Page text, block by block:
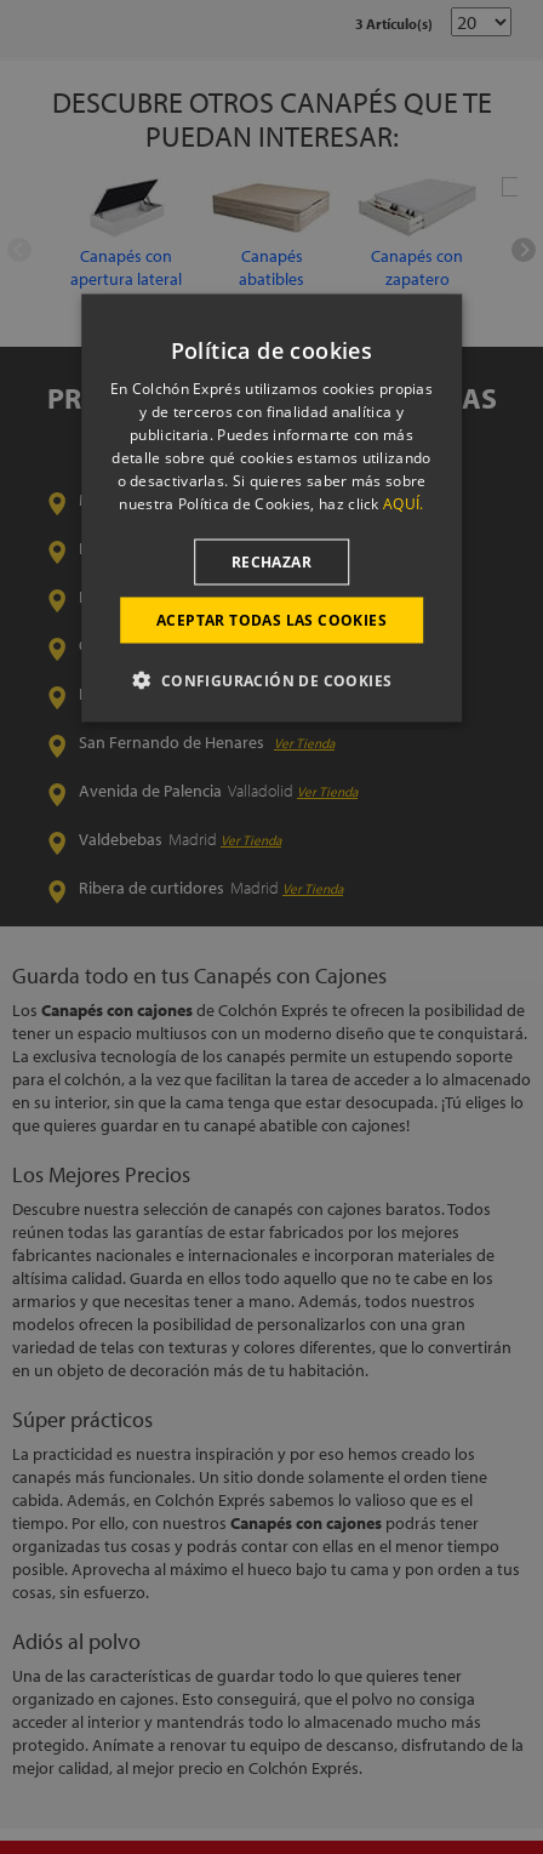
3 Artículo(s)
DESCUBRE OTROS CANAPÉS QUE TE
PUEDAN INTERESAR:
Canapés con
apertura lateral
Canapés
abatibles
baratos
Canapés con
zapatero
PRUEBA TU CANAPÉ EN NUESTRAS
TIENDAS
Metropolitano Madrid Ver Tienda
La Albufera Madrid
Las Tablas Madrid Ver Tienda
Calle Orense Madrid Ver Tienda
La Gavia Madrid
San Fernando de Henares Ver Tienda
Avenida de Palencia Valladolid Ver Tienda
Valdebebas Madrid Ver Tienda
Ribera de curtidores Madrid Ver Tienda
Guarda todo en tus Canapés con Cajones
Los Canapés con cajonesde Colchón Exprés te ofrecen la posibilidad de
tener un espacio multiusos con un moderno diseño que te conquistará.
La exclusiva tecnología de los canapés permite un estupendo soporte
para el colchón, a la vez que facilitan la tarea de acceder a lo almacenado
en su interior, sin que la cama tenga que estar desocupada. ¡Tú eliges lo
que quieres guardar en tu canapé abatible con cajones!
Los Mejores Precios
Descubre nuestra selección de canapés con cajones baratos. Todos
reúnen todas las garantías de estar fabricados por los mejores
fabricantes nacionales e internacionales e incorporan materiales de
altísima calidad. Guarda en ellos todo aquello que no te cabe en los
armarios y que necesitas tener a mano. Además, todos nuestros
modelos ofrecen la posibilidad de personalizarlos con una gran
variedad de telas con texturas y colores diferentes, que lo convertirán
en un objeto de decoración más de tu habitación.
Súper prácticos
La practicidad es nuestra inspiración y por eso hemos creado los
canapés más funcionales. Un sitio donde solamente el orden tiene
cabida. Además, en Colchón Exprés sabemos lo valioso que es el
tiempo. Por ello, con nuestros Canapés con cajones podrás tener
organizadas tus cosas y podrás contar con ellas en el menor tiempo
posible. Aprovecha al máximo el hueco bajo tu cama y pon orden a tus
cosas, sin esfuerzo.
Adiós al polvo
Una de las características de guardar todo lo que quieres tener
organizado en cajones. Esto conseguirá, que el polvo no consiga
acceder al interior y mantendrás todo lo almacenado mucho más
protegido. Anímate a renovar tu equipo de descanso, disfrutando de la
mejor calidad, al mejor precio en Colchón Exprés.
Política de cookies
En Colchón Exprés utilizamos cookies propias
y de terceros con finalidad analítica y
publicitaria. Puedes informarte con más
detalle sobre qué cookies estamos utilizando
o desactivarlas. Si quieres saber más sobre
nuestra Política de Cookies, haz clickAQUÍ.
ACEPTAR TODAS LAS COOKIES
RECHAZAR
CONFIGURACIÓN DE COOKIES